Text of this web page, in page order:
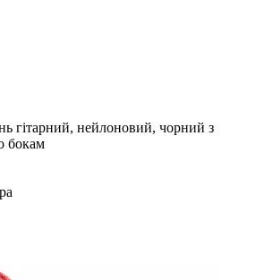
гітарний, нейлоновий, чорний з
бокам